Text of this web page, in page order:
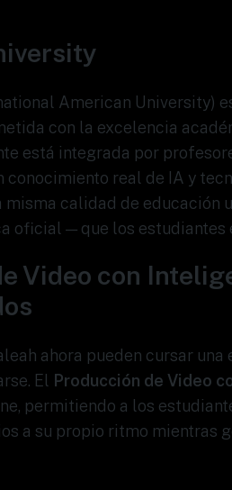
American University)
con la excelencia
está integrada por
conocimiento real de IA y
misma calidad de educación
oficial — que los estudiantes
Video con
ahora pueden cursar
El
Producción de Video
permitiendo a los
a su propio ritmo mientras